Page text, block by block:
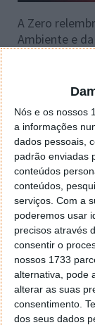
Nós e os nossos
a informações
dados pessoais,
padrão enviadas
conteúdos
conteúdos,
serviços. Com a
poderemos usar
precisos através
consentir o
nossos 1733
alternativa, pode
alterar as suas
consentimento.
dos seus dados
A Zero
Ambiente e
diretiva iria
deixar de
associação
possível
Objetivo 55,
compromete
55% até 2030.
“É urgente
concretizada
esquecer a
“Sabendo-se
perdido já
Governo
diretiva”.